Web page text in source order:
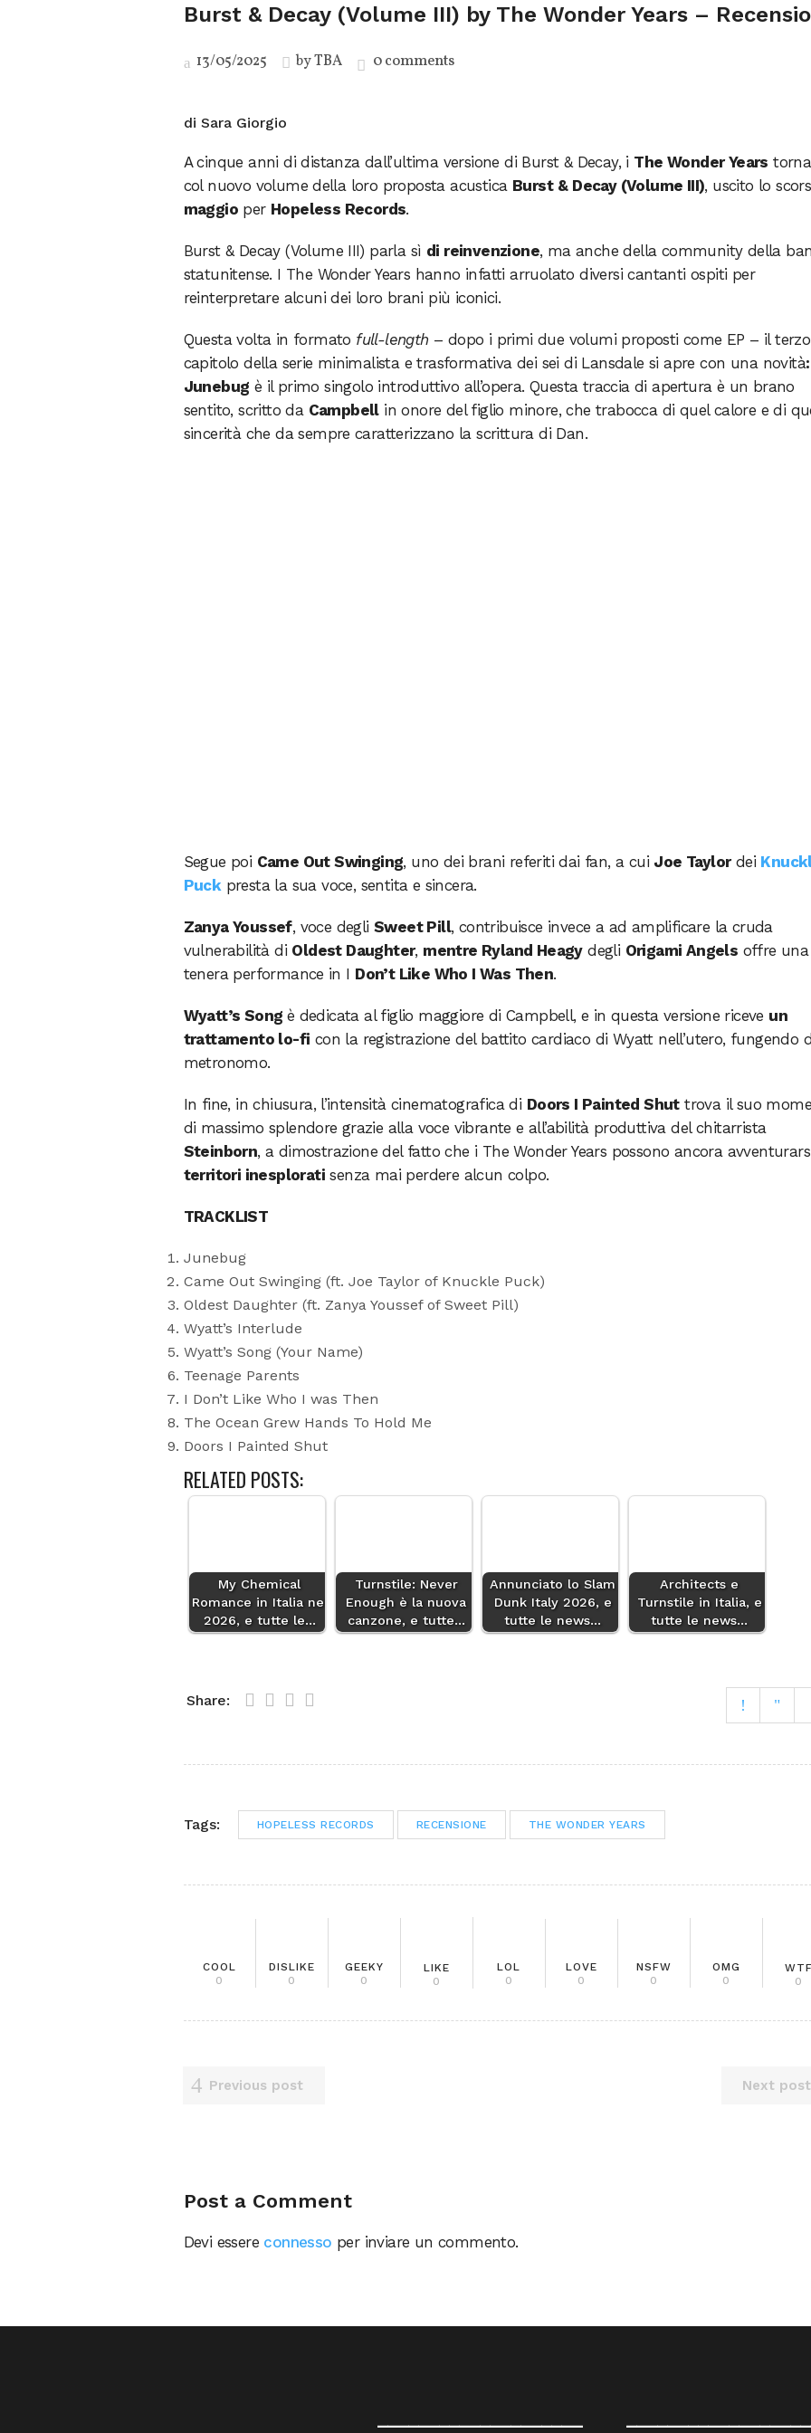
Burst & Decay (Volume III) by The Wonder Years –
13/05/2025 byTBA 0 comments
di Sara Giorgio
A cinque anni di distanza dall’ultima versione di Burst & Decay, i The Wonder Years
col nuovo volume della loro proposta acustica Burst & Decay (Volume III), uscito lo
maggioper Hopeless Records.
Burst & Decay (Volume III) parla sì di reinvenzione, ma anche della community della
statunitense. I The Wonder Years hanno infatti arruolato diversi cantanti ospiti per
reinterpretare alcuni dei loro brani più iconici.
Questa volta in formato full-length – dopo i primi due volumi proposti come EP – il terzo
capitolo della serie minimalista e trasformativa dei sei di Lansdale si apre con una novità:
Junebug è il primo singolo introduttivo all’opera. Questa traccia di apertura è un brano
sentito, scritto da Campbellin onore del figlio minore, che trabocca di quel calore e di
sincerità che da sempre caratterizzano la scrittura di Dan.
Segue poi Came Out Swinging, uno dei brani referiti dai fan, a cui Joe Taylordei
Puckpresta la sua voce, sentita e sincera.
Zanya Youssef, voce degli Sweet Pill, contribuisce invece a ad amplificare la cruda
vulnerabilità di Oldest Daughter, mentre Ryland Heagydegli Origami Angels offre una
tenera performance in I Don’t Like Who I Was Then.
Wyatt’s Song è dedicata al figlio maggiore di Campbell, e in questa versione riceve un
trattamento lo-fi con la registrazione del battito cardiaco di Wyatt nell’utero, fungendo
metronomo.
In fine, in chiusura, l’intensità cinematografica di Doors I Painted Shuttrova il suo
di massimo splendore grazie alla voce vibrante e all’abilità produttiva del chitarrista
Steinborn, a dimostrazione del fatto che i The Wonder Years possono ancora
territori inesploratisenza mai perdere alcun colpo.
TRACKLIST
Junebug
Came Out Swinging (ft. Joe Taylor of Knuckle Puck)
Oldest Daughter (ft. Zanya Youssef of Sweet Pill)
Wyatt’s Interlude
Wyatt’s Song (Your Name)
Teenage Parents
I Don’t Like Who I was Then
The Ocean Grew Hands To Hold Me
Doors I Painted Shut
RELATED POSTS:
My Chemical
Romance in Italia nel
2026, e tutte le…
Turnstile: Never
Enough è la nuova
canzone, e tutte…
Annunciato lo Slam
Dunk Italy 2026, e
tutte le news…
Architects e
Turnstile in Italia, e
tutte le news…
Share:
Tags: HOPELESS RECORDS RECENSIONE THE WONDER YEARS
COOL
0
DISLIKE
0
GEEKY
0
LIKE
0
LOL
0
LOVE
0
NSFW
0
OMG
0
0
Previous post Next post
Post a Comment
Devi essere connesso per inviare un commento.